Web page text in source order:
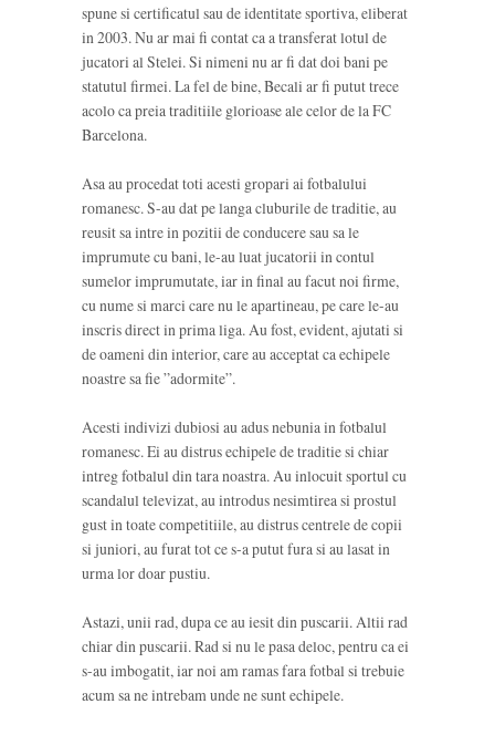
spune si certificatul sau de identitate sportiva, eliberat
in 2003. Nu ar mai fi contat ca a transferat lotul de
jucatori al Stelei. Si nimeni nu ar fi dat doi bani pe
statutul firmei. La fel de bine, Becali ar fi putut trece
acolo ca preia traditiile glorioase ale celor de la FC
Barcelona.
Asa au procedat toti acesti gropari ai fotbalului
romanesc. S-au dat pe langa cluburile de traditie, au
reusit sa intre in pozitii de conducere sau sa le
imprumute cu bani, le-au luat jucatorii in contul
sumelor imprumutate, iar in final au facut noi firme,
cu nume si marci care nu le apartineau, pe care le-au
inscris direct in prima liga. Au fost, evident, ajutati si
de oameni din interior, care au acceptat ca echipele
noastre sa fie ”adormite”.
Acesti indivizi dubiosi au adus nebunia in fotbalul
romanesc. Ei au distrus echipele de traditie si chiar
intreg fotbalul din tara noastra. Au inlocuit sportul cu
scandalul televizat, au introdus nesimtirea si prostul
gust in toate competitiile, au distrus centrele de copii
si juniori, au furat tot ce s-a putut fura si au lasat in
urma lor doar pustiu.
Astazi, unii rad, dupa ce au iesit din puscarii. Altii rad
chiar din puscarii. Rad si nu le pasa deloc, pentru ca ei
s-au imbogatit, iar noi am ramas fara fotbal si trebuie
acum sa ne intrebam unde ne sunt echipele.